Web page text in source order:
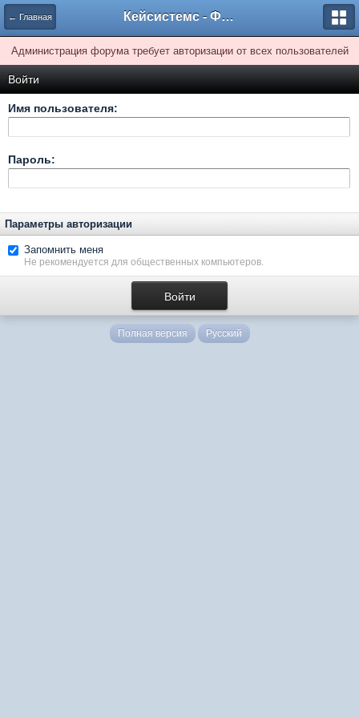
← Главная Кейсистемс - Форумы
Администрация форума требует авторизации от всех пользователей
Войти
Имя пользователя:
Пароль:
Параметры авторизации
Запомнить меня
Не рекомендуется для общественных компьютеров.
Полная версия Русский